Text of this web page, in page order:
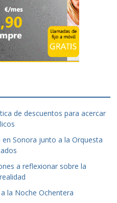
de descuentos para acercar
Sonora junto a la Orquesta
a reflexionar sobre la
la Noche Ochentera